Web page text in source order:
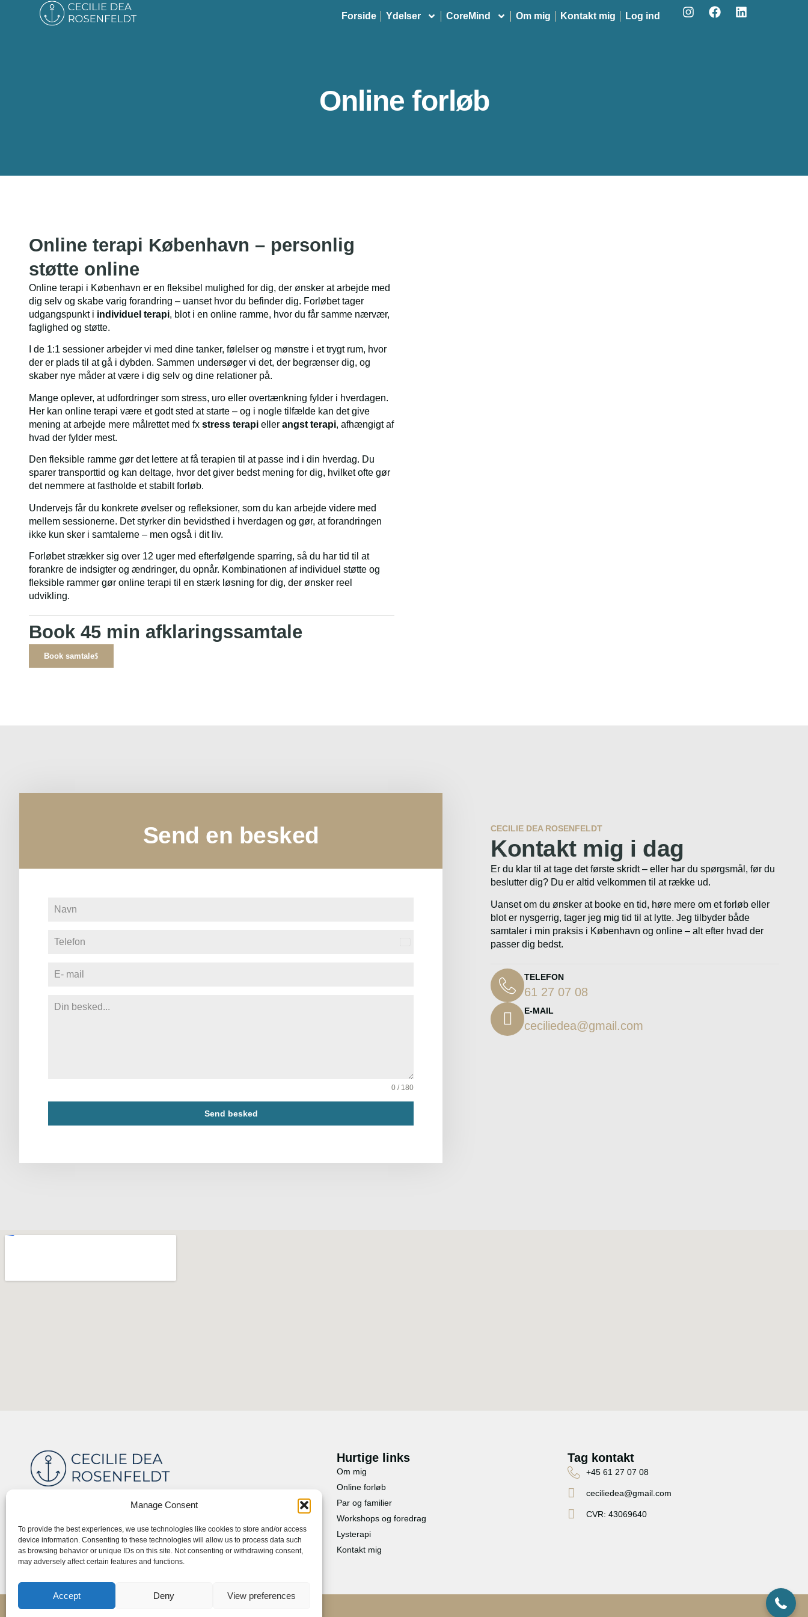
Manage Consent
To provide the best experiences, we use technologies like cookies to store and/or access
device information. Consenting to these technologies will allow us to process data such
as browsing behavior or unique IDs on this site. Not consenting or withdrawing consent,
may adversely affect certain features and functions.
Accept Deny View preferences
Forside Ydelser CoreMind Om mig Kontakt mig Log ind
Online forløb
Online terapi København – personlig
støtte online
Online terapi i København er en fleksibel mulighed for dig, der ønsker at arbejde med
dig selv og skabe varig forandring – uanset hvor du befinder dig. Forløbet tager
udgangspunkt i individuel terapi, blot i en online ramme, hvor du får samme nærvær,
faglighed og støtte.
I de 1:1 sessioner arbejder vi med dine tanker, følelser og mønstre i et trygt rum, hvor
der er plads til at gå i dybden. Sammen undersøger vi det, der begrænser dig, og
skaber nye måder at være i dig selv og dine relationer på.
Mange oplever, at udfordringer som stress, uro eller overtænkning fylder i hverdagen.
Her kan online terapi være et godt sted at starte – og i nogle tilfælde kan det give
mening at arbejde mere målrettet med fx stress terapi eller angst terapi, afhængigt af
hvad der fylder mest.
Den fleksible ramme gør det lettere at få terapien til at passe ind i din hverdag. Du
sparer transporttid og kan deltage, hvor det giver bedst mening for dig, hvilket ofte gør
det nemmere at fastholde et stabilt forløb.
Undervejs får du konkrete øvelser og refleksioner, som du kan arbejde videre med
mellem sessionerne. Det styrker din bevidsthed i hverdagen og gør, at forandringen
ikke kun sker i samtalerne – men også i dit liv.
Forløbet strækker sig over 12 uger med efterfølgende sparring, så du har tid til at
forankre de indsigter og ændringer, du opnår. Kombinationen af individuel støtte og
fleksible rammer gør online terapi til en stærk løsning for dig, der ønsker reel
udvikling.
Book 45 min afklaringssamtale
Book samtale
Send en besked
0 / 180
Send besked
CECILIE DEA ROSENFELDT
Kontakt mig i dag
Er du klar til at tage det første skridt – eller har du spørgsmål, før du
beslutter dig? Du er altid velkommen til at række ud.
Uanset om du ønsker at booke en tid, høre mere om et forløb eller
blot er nysgerrig, tager jeg mig tid til at lytte. Jeg tilbyder både
samtaler i min praksis i København og online – alt efter hvad der
passer dig bedst.
TELEFON
61 27 07 08
E-MAIL
ceciliedea@gmail.com
Hurtige links
Om mig
Online forløb
Par og familier
Workshops og foredrag
Lysterapi
Kontakt mig
Tag kontakt
+45 61 27 07 08
ceciliedea@gmail.com
CVR: 43069640